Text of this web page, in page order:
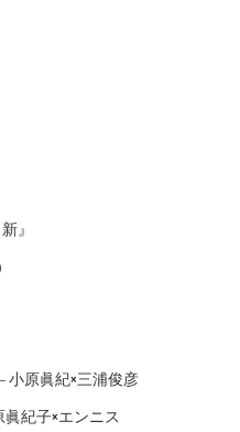
』
小原眞紀×三浦俊彦
紀子×エンニス